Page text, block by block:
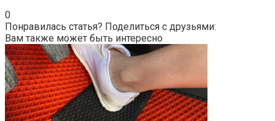
0
Понравилась статья? Поделиться с друзьями:
Вам также может быть интересно